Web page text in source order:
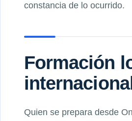
constancia de lo ocurrido.
Formación
internacional
Quien se prepara desde